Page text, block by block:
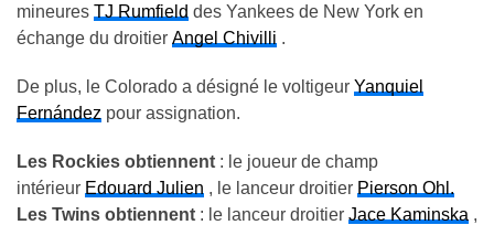
mineures TJ Rumfield des Yankees de New York en
échange du droitier Angel Chivilli .
De plus, le Colorado a désigné le voltigeur Yanquiel
Fernández pour assignation.
Les Rockies obtiennent : le joueur de champ
intérieur Edouard Julien , le lanceur droitier Pierson Ohl.
Les Twins obtiennent : le lanceur droitier Jace Kaminska ,